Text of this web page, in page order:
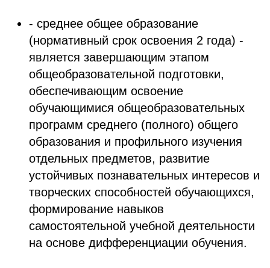
- среднее общее образование
(нормативный срок освоения 2 года) -
является завершающим этапом
общеобразовательной подготовки,
обеспечивающим освоение
обучающимися общеобразовательных
программ среднего (полного) общего
образования и профильного изучения
отдельных предметов, развитие
устойчивых познавательных интересов и
творческих способностей обучающихся,
формирование навыков
самостоятельной учебной деятельности
на основе дифференциации обучения.